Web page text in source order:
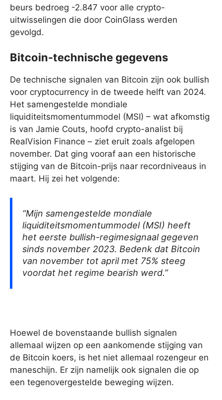
beurs bedroeg -2.847 voor alle crypto-
uitwisselingen die door CoinGlass werden
gevolgd.
Bitcoin-technische gegevens
De technische signalen van Bitcoin zijn ook bullish
voor cryptocurrency in de tweede helft van 2024.
Het samengestelde mondiale
liquiditeitsmomentummodel (MSI) – wat afkomstig
is van Jamie Couts, hoofd crypto-analist bij
RealVision Finance – ziet eruit zoals afgelopen
november. Dat ging vooraf aan een historische
stijging van de Bitcoin-prijs naar recordniveaus in
maart. Hij zei het volgende:
“Mijn samengestelde mondiale
liquiditeitsmomentummodel (MSI) heeft
het eerste bullish-regimesignaal gegeven
sinds november 2023. Bedenk dat Bitcoin
van november tot april met 75% steeg
voordat het regime bearish werd.”
Hoewel de bovenstaande bullish signalen
allemaal wijzen op een aankomende stijging van
de Bitcoin koers, is het niet allemaal rozengeur en
maneschijn. Er zijn namelijk ook signalen die op
een tegenovergestelde beweging wijzen.